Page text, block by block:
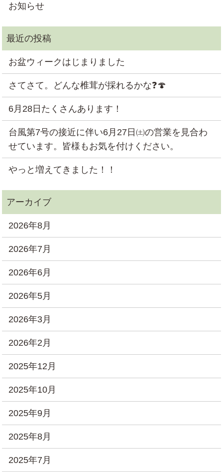
お知らせ
お盆ウィークはじまりました
さてさて。どんな椎茸が採れるかな❓🍄
6月28日たくさんあります！
台風第7号の接近に伴い6月27日㈯の営業を見合わ
せています。皆様もお気を付けください。
やっと増えてきました！！
2026年8月
2026年7月
2026年6月
2026年5月
2026年3月
2026年2月
2025年12月
2025年10月
2025年9月
2025年8月
2025年7月